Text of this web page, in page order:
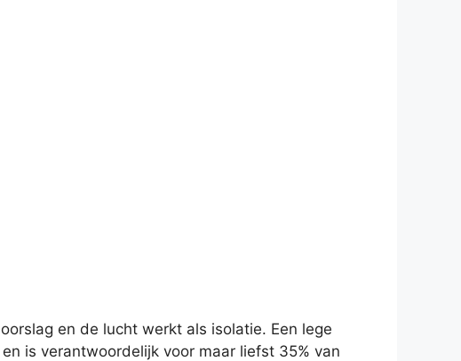
en de lucht werkt als isolatie. Een lege
is verantwoordelijk voor maar liefst 35% van